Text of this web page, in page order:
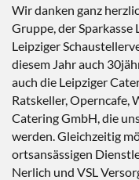
Wir danken ganz
Gruppe, der Sparkasse
Leipziger
diesem Jahr auch
auch die Leipziger
Ratskeller, Operncafe,
Catering GmbH, die
werden. Gleichzeitig
ortsansässigen
Nerlich und VSL